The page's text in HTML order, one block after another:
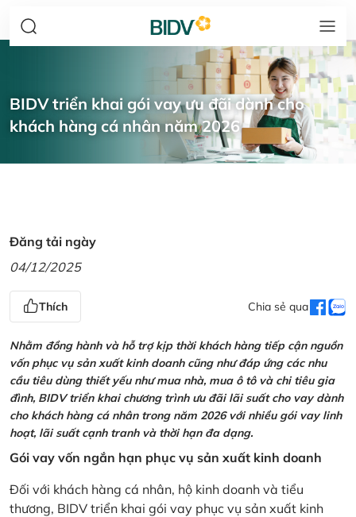
BIDV triển khai gói vay ưu đãi dành cho
khách hàng cá nhân năm 2026
Đăng tải ngày
04/12/2025
Thích Chia sẻ qua
Nhằm đồng hành và hỗ trợ kịp thời khách hàng tiếp cận nguồn
vốn phục vụ sản xuất kinh doanh cũng như đáp ứng các nhu
cầu tiêu dùng thiết yếu như mua nhà, mua ô tô và chi tiêu gia
đình, BIDV triển khai chương trình ưu đãi lãi suất cho vay dành
cho khách hàng cá nhân trong năm 2026 với nhiều gói vay linh
hoạt, lãi suất cạnh tranh và thời hạn đa dạng.
Gói vay vốn ngắn hạn phục vụ sản xuất kinh doanh
Đối với khách hàng cá nhân, hộ kinh doanh và tiểu
thương, BIDV triển khai gói vay phục vụ sản xuất kinh